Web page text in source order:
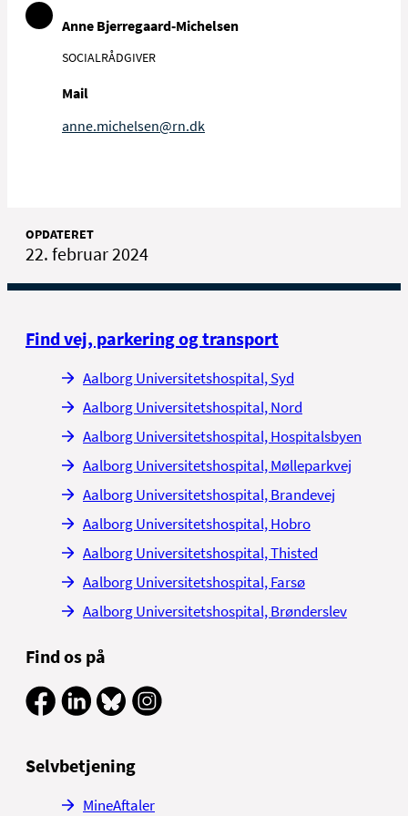
Anne Bjerregaard-Michelsen
SOCIALRÅDGIVER
Mail
anne.michelsen@rn.dk
OPDATERET
22. februar 2024
Find vej, parkering og transport
Aalborg Universitetshospital, Syd
Aalborg Universitetshospital, Nord
Aalborg Universitetshospital, Hospitalsbyen
Aalborg Universitetshospital, Mølleparkvej
Aalborg Universitetshospital, Brandevej
Aalborg Universitetshospital, Hobro
Aalborg Universitetshospital, Thisted
Aalborg Universitetshospital, Farsø
Aalborg Universitetshospital, Brønderslev
Find os på
Selvbetjening
MineAftaler